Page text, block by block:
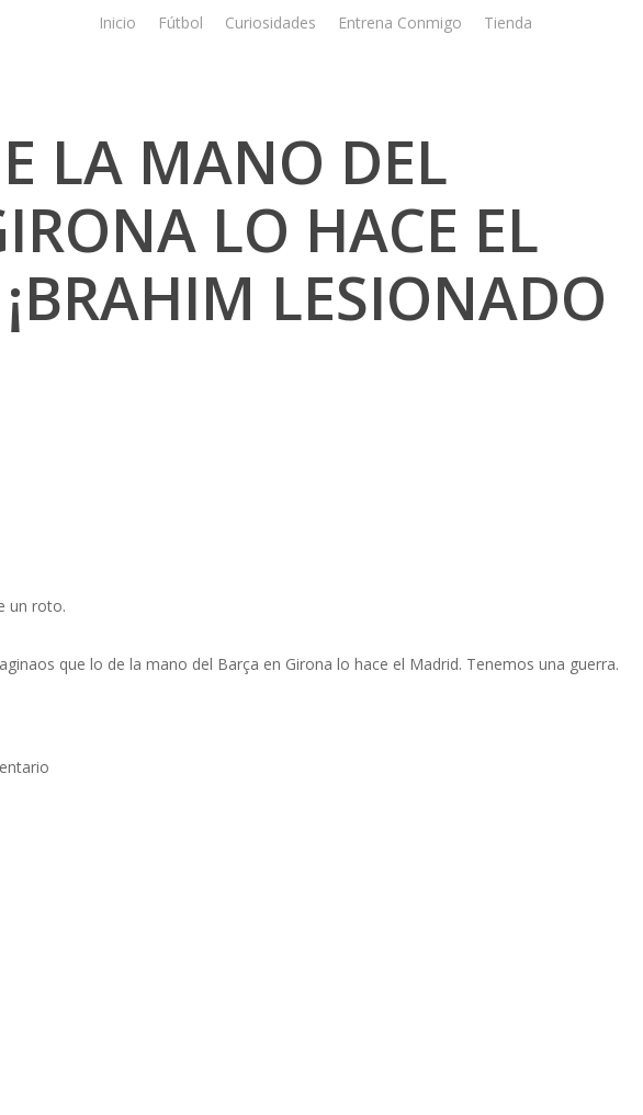
Inicio Fútbol Curiosidades Entrena Conmigo Tienda
LA MANO DEL
LO HACE EL
LESIONADO
un roto.
que lo de la mano del Barça en Girona lo hace el Madrid. Tenemos una guerra.